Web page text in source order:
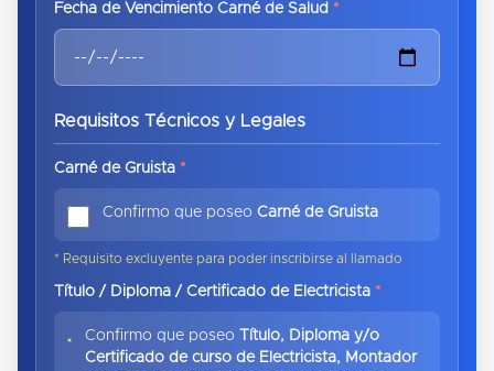
Fecha de Vencimiento Carné de Salud *
Requisitos Técnicos y Legales
Carné de Gruista *
Confirmo que poseo Carné de Gruista
* Requisito excluyente para poder inscribirse al llamado
Título / Diploma / Certificado de Electricista *
Confirmo que poseo
Título, Diploma y/o
Certificado de curso de Electricista, Montador